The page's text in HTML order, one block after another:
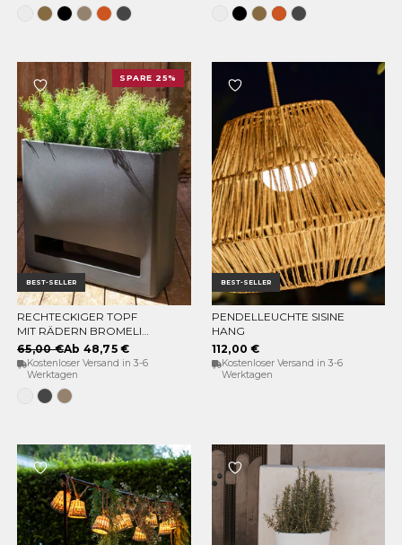
WeissBronzeSchwarz
TaupeTerracota
Anthrazit WeissSchwarz
BronzeTerracota
Anthrazit
BEST-SELLER
SPARE 25%
OPTIONEN WÄHLEN
RECHTECKIGER TOPF
MIT RÄDERN BROMELIA
78
65,00 €Ab 48,75 €
Kostenloser Versand in 3-6
Werktagen
WeissAnthrazit
Taupe
BEST-SELLER
IN DEN WARENKORB
PENDELLEUCHTE SISINE
HANG
112,00 €
Kostenloser Versand in 3-6
Werktagen